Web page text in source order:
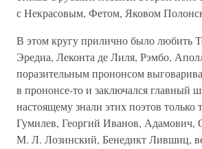
с Некрасовым, Фетом, Яковом
В этом кругу прилично было любить
Эредиа, Леконта де Лиля, Рэмбо,
поразительным прононсом
в прононсе-то и заключался главный
настоящему знали этих поэтов только
Гумилев, Георгий Иванов, Адамович,
М. Л. Лозинский, Бенедикт Лившиц,